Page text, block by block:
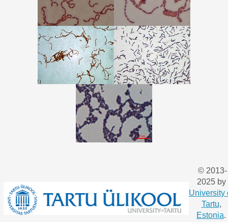
© 2013-
2025 by
University
Tartu,
Estonia.